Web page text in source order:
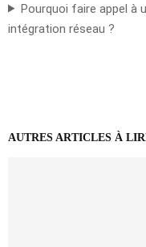
Pourquoi faire appel à
intégration réseau ?
AUTRES ARTICLES À